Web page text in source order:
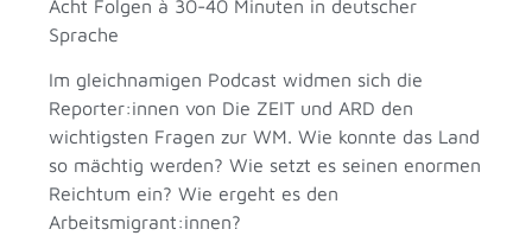
Acht Folgen à 30-40 Minuten in deutscher
Sprache
Im gleichnamigen Podcast widmen sich die
Reporter:innen von Die ZEIT und ARD den
wichtigsten Fragen zur WM. Wie konnte das Land
so mächtig werden? Wie setzt es seinen enormen
Reichtum ein? Wie ergeht es den
Arbeitsmigrant:innen?